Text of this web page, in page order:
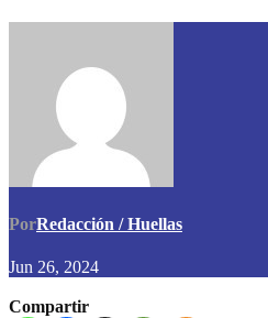
PorRedacción / Huellas
Jun 26, 2024
Compartir